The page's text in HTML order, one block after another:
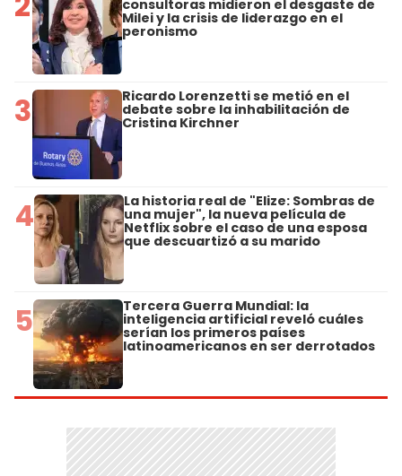
consultoras midieron el desgaste de
Milei y la crisis de liderazgo en el
peronismo
3 Ricardo Lorenzetti se metió en el
debate sobre la inhabilitación de
Cristina Kirchner
4 La historia real de "Elize: Sombras de
una mujer", la nueva película de
Netflix sobre el caso de una esposa
que descuartizó a su marido
5 Tercera Guerra Mundial: la
inteligencia artificial reveló cuáles
serían los primeros países
latinoamericanos en ser derrotados